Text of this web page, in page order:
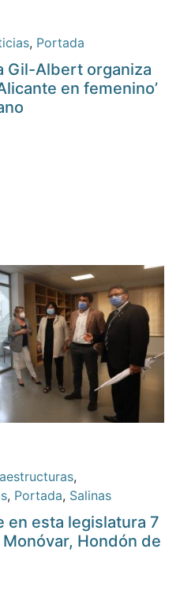
, Portada
Gil-Albert organiza
en femenino’
,
, Portada, Salinas
en esta legislatura 7
Hondón de